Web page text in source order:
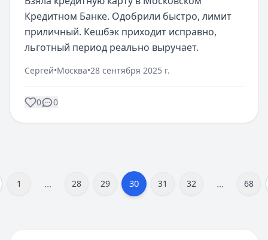
Кредитном Банке. Одобрили быстро, лимит
приличный. Кешбэк приходит исправно,
льготный период реально выручает.
Сергей•Москва•28 сентября 2025 г.
0 0
1 ... 28 29 30 31 32 ... 68